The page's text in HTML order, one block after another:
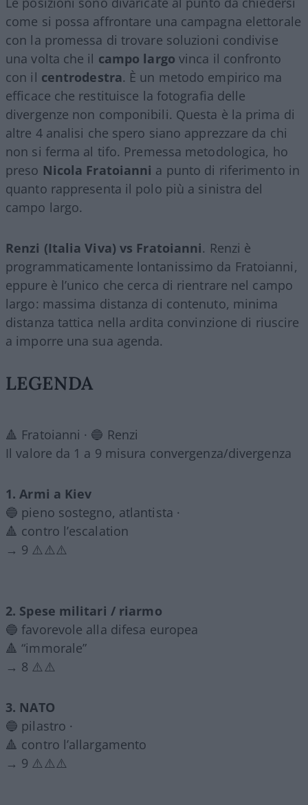
come si possa affrontare una campagna elettorale
con la promessa di trovare soluzioni condivise
una volta che il campo largo vinca il confronto
con il centrodestra. È un metodo empirico ma
efficace che restituisce la fotografia delle
divergenze non componibili. Questa è la prima di
altre 4 analisi che spero siano apprezzare da chi
non si ferma al tifo. Premessa metodologica, ho
preso Nicola Fratoianni a punto di riferimento in
quanto rappresenta il polo più a sinistra del
campo largo.
Renzi (Italia Viva) vs Fratoianni. Renzi è
programmaticamente lontanissimo da Fratoianni,
eppure è l’unico che cerca di rientrare nel campo
largo: massima distanza di contenuto, minima
distanza tattica nella ardita convinzione di riuscire
a imporre una sua agenda.
LEGENDA
🔺 Fratoianni · 🔵 Renzi
Il valore da 1 a 9 misura convergenza/divergenza
1. Armi a Kiev
🔵 pieno sostegno, atlantista ·
🔺 contro l’escalation
→ 9 ⚠️⚠️⚠️
2. Spese militari / riarmo
🔵 favorevole alla difesa europea
🔺 “immorale”
→ 8 ⚠️⚠️
3. NATO
🔵 pilastro ·
🔺 contro l’allargamento
→ 9 ⚠️⚠️⚠️